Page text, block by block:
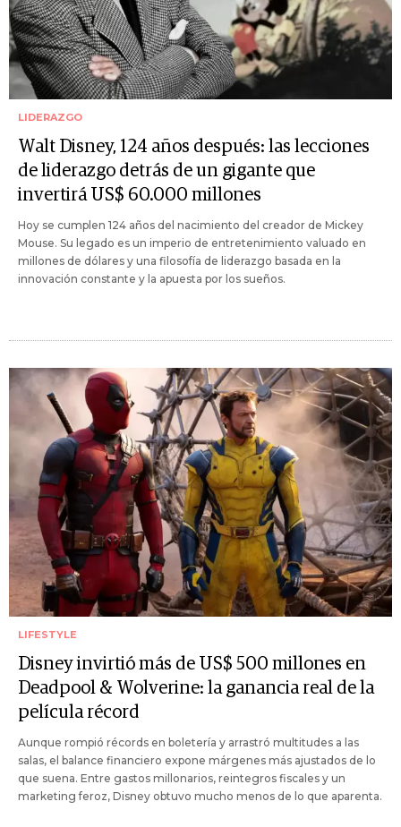
LIDERAZGO
Walt Disney, 124 años después: las lecciones
de liderazgo detrás de un gigante que
invertirá US$ 60.000 millones
Hoy se cumplen 124 años del nacimiento del creador de Mickey
Mouse. Su legado es un imperio de entretenimiento valuado en
millones de dólares y una filosofía de liderazgo basada en la
innovación constante y la apuesta por los sueños.
LIFESTYLE
Disney invirtió más de US$ 500 millones en
Deadpool & Wolverine: la ganancia real de la
película récord
Aunque rompió récords en boletería y arrastró multitudes a las
salas, el balance financiero expone márgenes más ajustados de lo
que suena. Entre gastos millonarios, reintegros fiscales y un
marketing feroz, Disney obtuvo mucho menos de lo que aparenta.